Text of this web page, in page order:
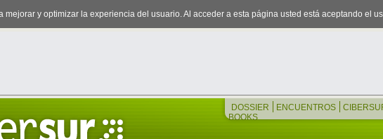
mejorar y optimizar la experiencia del usuario. Al acceder a esta página usted está aceptando el
DOSSIER ENCUENTROS
BOOKS